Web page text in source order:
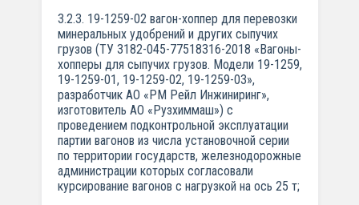
3.2.3. 19-1259-02 вагон-хоппер для перевозки
минеральных удобрений и других сыпучих
грузов (ТУ 3182-045-77518316-2018 «Вагоны-
хопперы для сыпучих грузов. Модели 19-1259,
19-1259-01, 19-1259-02, 19-1259-03»,
разработчик АО «РМ Рейл Инжиниринг»,
изготовитель АО «Рузхиммаш») с
проведением подконтрольной эксплуатации
партии вагонов из числа установочной серии
по территории государств, железнодорожные
администрации которых согласовали
курсирование вагонов с нагрузкой на ось 25 т;